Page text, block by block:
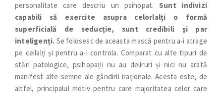
personalitate care descriu un psihopat. Sunt indivizi
capabili să exercite asupra celorlalți o formă
superficială de seducție, sunt credibili și par
inteligenți. Se folosesc de aceasta mască pentru a-i atrage
pe ceilalți și pentru a-i controla. Comparat cu alte tipuri de
stări patologice, psihopații nu au deliruri și nici nu arată
manifest alte semne ale gândirii iraționale. Acesta este, de
altfel, principalul motiv pentru care majoritatea celor care